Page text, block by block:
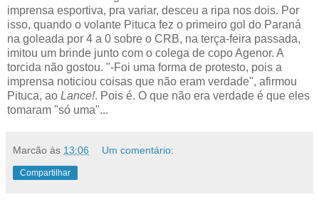
imprensa esportiva, pra variar, desceu a ripa nos dois. Por
isso, quando o volante Pituca fez o primeiro gol do Paraná
na goleada por 4 a 0 sobre o CRB, na terça-feira passada,
imitou um brinde junto com o colega de copo Agenor. A
torcida não gostou. "-Foi uma forma de protesto, pois a
imprensa noticiou coisas que não eram verdade", afirmou
Pituca, ao Lance!. Pois é. O que não era verdade é que eles
tomaram "só uma"...
Marcão às 13:06 Um comentário:
Compartilhar